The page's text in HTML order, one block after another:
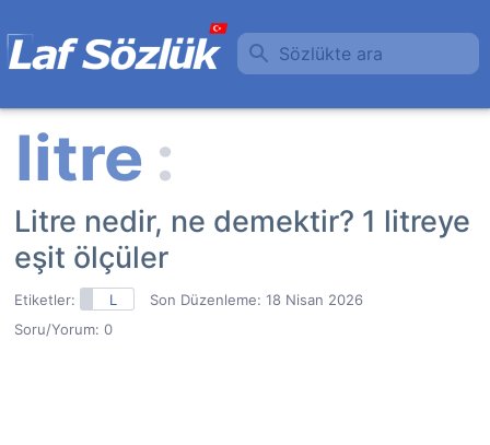
Sözlükte ara
Litre nedir, ne demektir? 1 litreye
eşit ölçüler
Etiketler: L Son Düzenleme: 18 Nisan 2026
Soru/Yorum: 0